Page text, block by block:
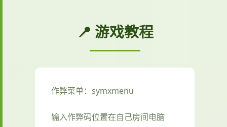
📍 游戏教程
作弊菜单：symxmenu
输入作弊码位置在自己房间电脑